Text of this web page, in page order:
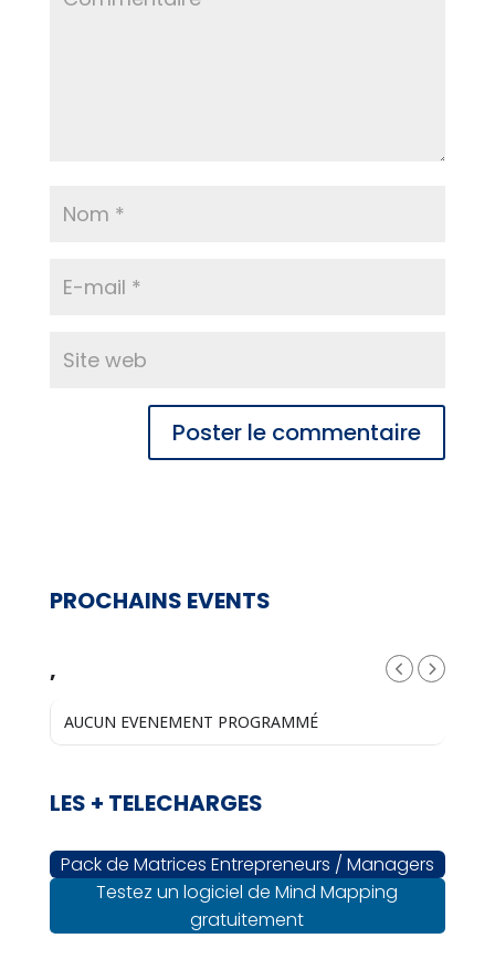
PROCHAINS EVENTS
,
AUCUN EVENEMENT PROGRAMMÉ
LES + TELECHARGES
Pack de Matrices Entrepreneurs / Managers
Testez un logiciel de Mind Mapping
gratuitement